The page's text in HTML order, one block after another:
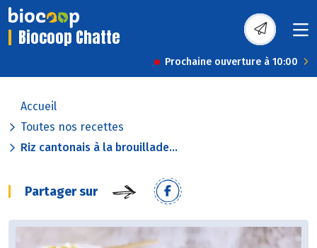
Biocoop Chatte
Prochaine ouverture à 10:00
Accueil
Toutes nos recettes
Riz cantonais à la brouillade...
Partager sur